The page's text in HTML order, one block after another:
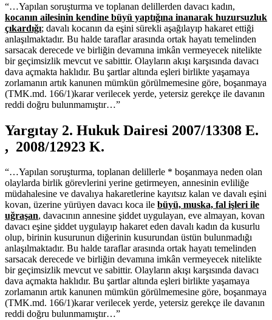
“…Yapılan soruşturma ve toplanan delillerden davacı kadın,
kocanın ailesinin kendine büyü yaptığına inanarak huzursuzluk
çıkardığı; davalı kocanın da eşini sürekli aşağılayıp hakaret ettiği
anlaşılmaktadır. Bu halde taraflar arasında ortak hayatı temelinden
sarsacak derecede ve birliğin devamına imkân vermeyecek nitelikte
bir geçimsizlik mevcut ve sabittir. Olayların akışı karşısında davacı
dava açmakta haklıdır. Bu şartlar altında eşleri birlikte yaşamaya
zorlamanın artık kanunen mümkün görülmemesine göre, boşanmaya
(TMK.md. 166/1)karar verilecek yerde, yetersiz gerekçe ile davanın
reddi doğru bulunmamıştır…”
Yargıtay 2. Hukuk Dairesi 2007/13308 E.
, 2008/12923 K.
“…Yapılan soruşturma, toplanan delillerle * boşanmaya neden olan
olaylarda birlik görevlerini yerine getirmeyen, annesinin evliliğe
müdahalesine ve davalıya hakaretlerine kayıtsız kalan ve davalı eşini
kovan, üzerine yürüyen davacı koca ile büyü, muska, fal işleri ile
uğraşan, davacının annesine şiddet uygulayan, eve almayan, kovan
davacı eşine şiddet uygulayıp hakaret eden davalı kadın da kusurlu
olup, birinin kusurunun diğerinin kusurundan üstün bulunmadığı
anlaşılmaktadır. Bu halde taraflar arasında ortak hayatı temelinden
sarsacak derecede ve birliğin devamına imkân vermeyecek nitelikte
bir geçimsizlik mevcut ve sabittir. Olayların akışı karşısında davacı
dava açmakta haklıdır. Bu şartlar altında eşleri birlikte yaşamaya
zorlamanın artık kanunen mümkün görülmemesine göre, boşanmaya
(TMK.md. 166/1)karar verilecek yerde, yetersiz gerekçe ile davanın
reddi doğru bulunmamıştır…”